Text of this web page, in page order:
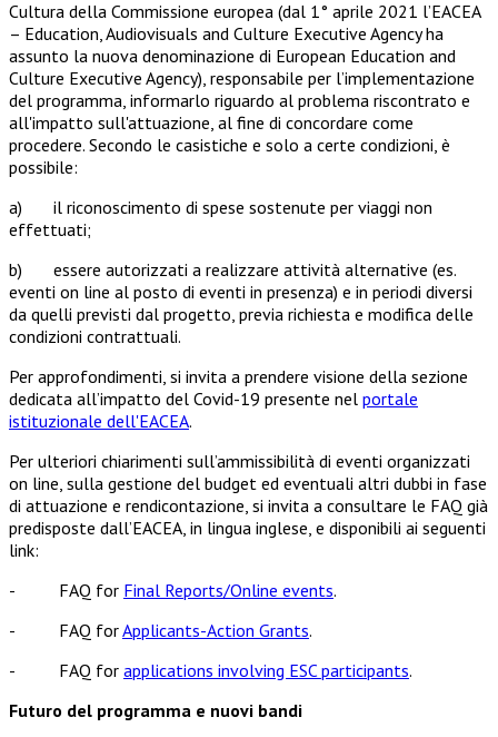
Cultura della Commissione europea (dal 1° aprile 2021 l’EACEA
– Education, Audiovisuals and Culture Executive Agency ha
assunto la nuova denominazione di European Education and
Culture Executive Agency), responsabile per l’implementazione
del programma, informarlo riguardo al problema riscontrato e
all'impatto sull'attuazione, al fine di concordare come
procedere. Secondo le casistiche e solo a certe condizioni, è
possibile:
a) il riconoscimento di spese sostenute per viaggi non
effettuati;
b) essere autorizzati a realizzare attività alternative (es.
eventi on line al posto di eventi in presenza) e in periodi diversi
da quelli previsti dal progetto, previa richiesta e modifica delle
condizioni contrattuali.
Per approfondimenti, si invita a prendere visione della sezione
dedicata all’impatto del Covid-19 presente nel portale
istituzionale dell'EACEA.
Per ulteriori chiarimenti sull’ammissibilità di eventi organizzati
on line, sulla gestione del budget ed eventuali altri dubbi in fase
di attuazione e rendicontazione, si invita a consultare le FAQ già
predisposte dall’EACEA, in lingua inglese, e disponibili ai seguenti
link:
- FAQ for Final Reports/Online events.
- FAQ forApplicants-Action Grants.
- FAQ for applications involving ESC participants.
Futuro del programma e nuovi bandi